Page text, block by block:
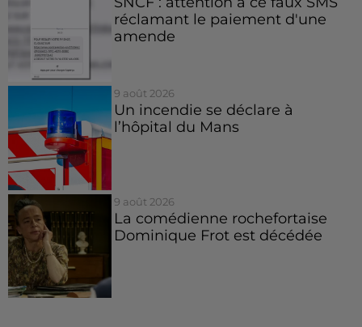
réclamant le paiement d'une
amende
9 août 2026
Un incendie se déclare à
l’hôpital du Mans
9 août 2026
La comédienne rochefortaise
Dominique Frot est décédée